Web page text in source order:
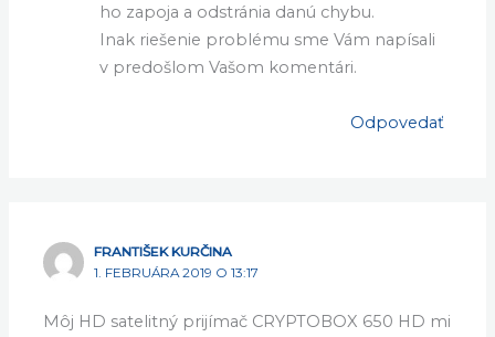
ho zapoja a odstránia danú chybu.
Inak riešenie problému sme Vám napísali
v predošlom Vašom komentári.
Odpovedať
FRANTIŠEK KURČINA
1. FEBRUÁRA 2019 O 13:17
Môj HD satelitný prijímač CRYPTOBOX 650 HD mi